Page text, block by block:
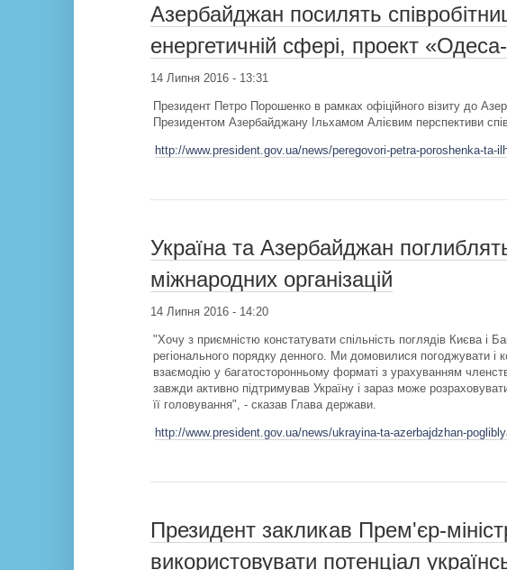
Азербайджан посилять
енергетичній сфері, проект
14 Липня 2016 - 13:31
Президент Петро Порошенко в рамках офіційного візиту до
Президентом Азербайджану Ільхамом Алієвим перспективи
http://www.president.gov.ua/news/peregovori-petra-poroshenka-ta-
Україна та Азербайджан
міжнародних організацій
14 Липня 2016 - 14:20
"Хочу з приємністю констатувати спільність поглядів Києва і
регіонального порядку денного. Ми домовилися погоджувати і
взаємодію у багатосторонньому форматі з урахуванням
завжди активно підтримував Україну і зараз може
її головування", - сказав Глава держави.
http://www.president.gov.ua/news/ukrayina-ta-azerbajdzhan-
Президент закликав Прем'єр-
використовувати потенціал